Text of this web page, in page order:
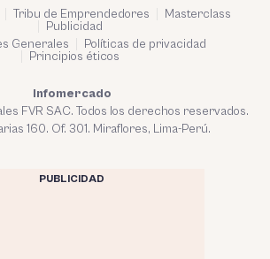
Tribu de Emprendedores
Masterclass
Publicidad
Generales
Políticas de privacidad
Principios éticos
Infomercado
FVR SAC. Todos los derechos reservados.
160. Of. 301. Miraflores, Lima-Perú.
PUBLICIDAD